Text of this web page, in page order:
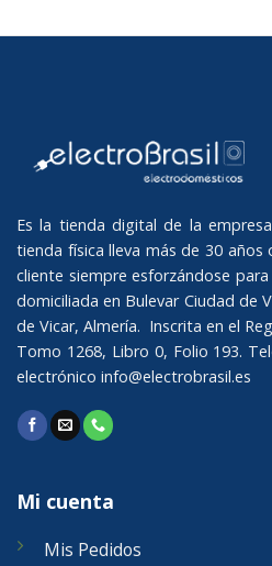
Es la tienda digital de la
tienda física lleva más de 30 años
cliente siempre esforzándose
domiciliada en Bulevar Ciudad de
de Vicar, Almería. Inscrita en el
Tomo 1268, Libro 0, Folio 193.
electrónico info@electrobrasil.es
Mi cuenta
Mis Pedidos